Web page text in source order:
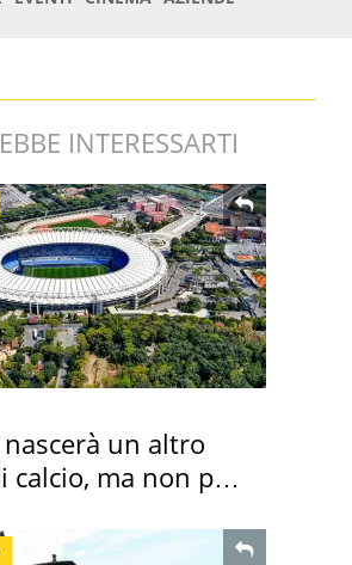
INTERESSARTI
nascerà un altro
calcio, ma non per